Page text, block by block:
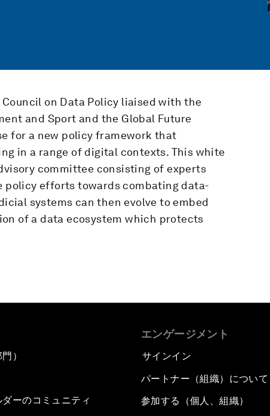
Council on Data Policy liaised with the
and Sport and the Global Future
for a new policy framework that
in a range of digital contexts. This white
committee consisting of experts
policy efforts towards combating data-
systems can then evolve to embed
of a data ecosystem which protects
）
ーのコミュニティ
エンゲージメント
サインイン
パートナー（組織）について
参加する（個人、組織）